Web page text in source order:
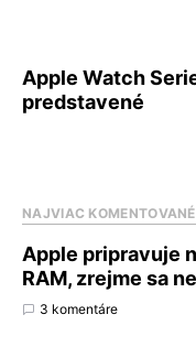
Apple Watch
predstavené
NAJVIAC
Apple pripravuje
RAM, zrejme sa
3 komentáre